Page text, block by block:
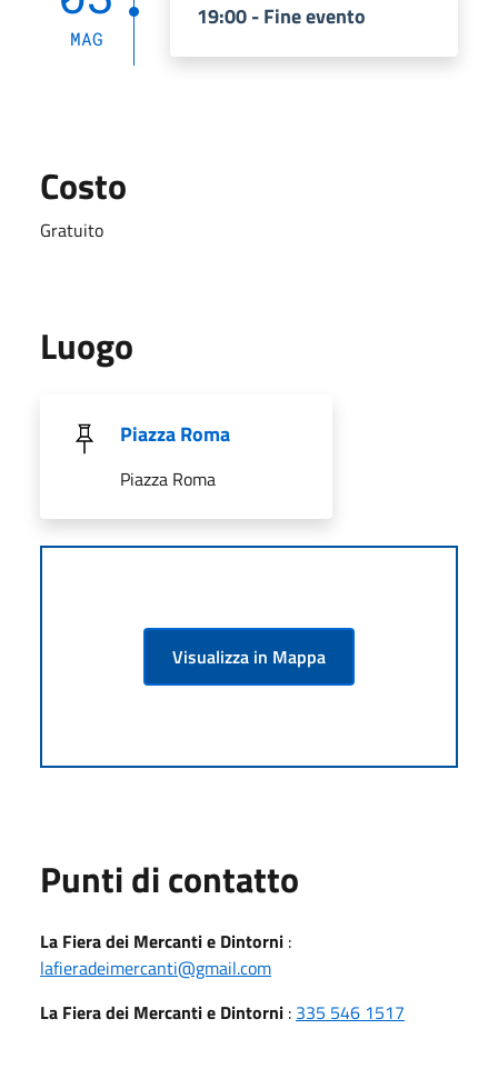
MAG
19:00 - Fine evento
Costo
Gratuito
Luogo
Piazza Roma
Piazza Roma
Visualizza in Mappa
Punti di contatto
La Fiera dei Mercanti e Dintorni :
lafieradeimercanti@gmail.com
La Fiera dei Mercanti e Dintorni : 335 546 1517